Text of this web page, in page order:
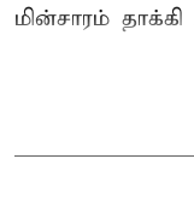
மின்சாரம் தாக்கி